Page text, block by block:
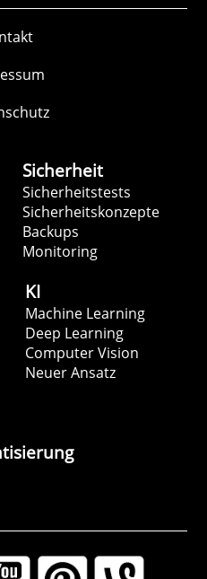
Sicherheit
Sicherheitstests
Sicherheitskonzepte
Backups
Monitoring
KI
Machine Learning
Deep Learning
Computer Vision
Neuer Ansatz